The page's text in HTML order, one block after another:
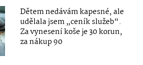
Dětem nedávám kapesné, ale
udělala jsem „ceník služeb“.
Za vynesení koše je 30 korun,
za nákup 90